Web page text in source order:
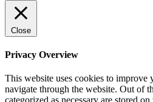
Close
Privacy Overview
This website uses cookies to improve
navigate through the website. Out of